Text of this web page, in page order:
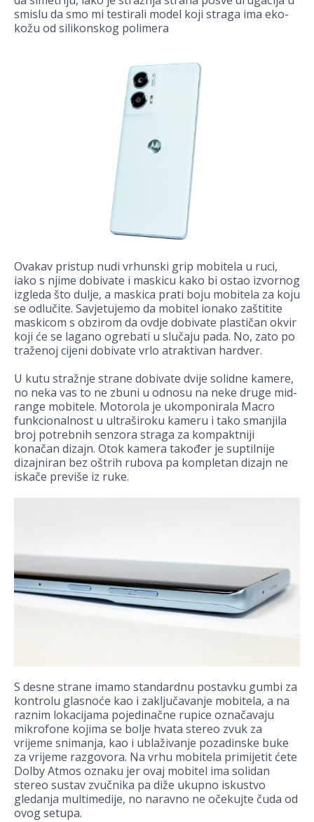
smislu da smo mi testirali model koji straga ima eko-
kožu od silikonskog polimera
Ovakav pristup nudi vrhunski grip mobitela u ruci,
iako s njime dobivate i maskicu kako bi ostao izvornog
izgleda što dulje, a maskica prati boju mobitela za koju
se odlučite. Savjetujemo da mobitel ionako zaštitite
maskicom s obzirom da ovdje dobivate plastičan okvir
koji će se lagano ogrebati u slučaju pada. No, zato po
traženoj cijeni dobivate vrlo atraktivan hardver.
U kutu stražnje strane dobivate dvije solidne kamere,
no neka vas to ne zbuni u odnosu na neke druge mid-
range mobitele. Motorola je ukomponirala Macro
funkcionalnost u ultraširoku kameru i tako smanjila
broj potrebnih senzora straga za kompaktniji
konačan dizajn. Otok kamera također je suptilnije
dizajniran bez oštrih rubova pa kompletan dizajn ne
iskače previše iz ruke.
S desne strane imamo standardnu postavku gumbi za
kontrolu glasnoće kao i zaključavanje mobitela, a na
raznim lokacijama pojedinačne rupice označavaju
mikrofone kojima se bolje hvata stereo zvuk za
vrijeme snimanja, kao i ublaživanje pozadinske buke
za vrijeme razgovora. Na vrhu mobitela primijetit ćete
Dolby Atmos oznaku jer ovaj mobitel ima solidan
stereo sustav zvučnika pa diže ukupno iskustvo
gledanja multimedije, no naravno ne očekujte čuda od
ovog setupa.